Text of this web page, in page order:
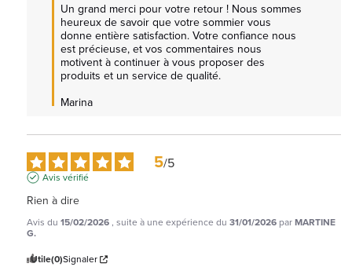
Un grand merci pour votre retour ! Nous sommes
heureux de savoir que votre sommier vous
donne entière satisfaction. Votre confiance nous
est précieuse, et vos commentaires nous
motivent à continuer à vous proposer des
produits et un service de qualité.
Marina
5/5
Avis vérifié
Rien à dire
Avis du 15/02/2026, suite à une expérience du 31/01/2026 parMARTINE
G.
Utile(0)Signaler